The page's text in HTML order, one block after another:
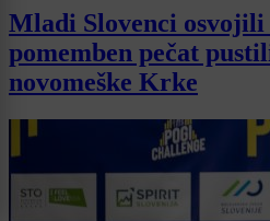
Mladi Slovenci osvojili
pomemben pečat
novomeške Krke